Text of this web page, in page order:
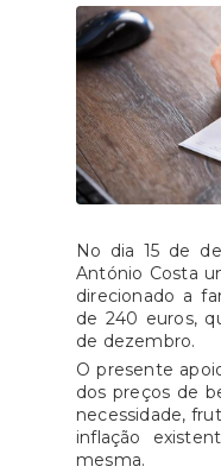
No dia 15 de
António Costa
direcionado a
de 240 euros,
de dezembro.
O presente
dos preços de
necessidade,
inflação
mesma.